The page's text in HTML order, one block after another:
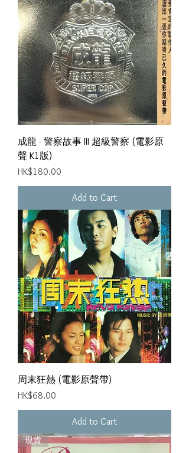
成龍 - 警察故事 III 超級警察 (電影原
聲 K1版)
Price
HK$180.00
Add to Cart
周末狂熱 (電影原聲帶)
Price
HK$68.00
Add to Cart
現貨